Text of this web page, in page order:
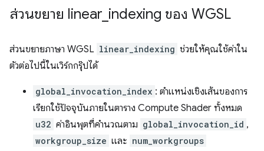
ส่วนขยาย linear indexing ของ WGSL
ส่วนขยายภาษา WGSL linear_indexing ช่วยให้คุณใช้ค่าใน
ตัวต่อไปนี้ในเวิร์กกรุ๊ปได้
global_invocation_index : ตำแหน่งเชิงเส้นของการ
เรียกใช้ปัจจุบันภายในตาราง Compute Shader ทั้งหมด
u32 ค่าอินพุตที่คำนวณตาม global_invocation_id ,
workgroup_size และ num_workgroups